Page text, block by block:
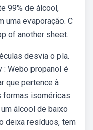
99% de álcool,
uma evaporação. C
of another sheet.
desvia o pla.
Webo propanol é
que pertence à
formas isoméricas
álcool de baixo
deixa resíduos, tem